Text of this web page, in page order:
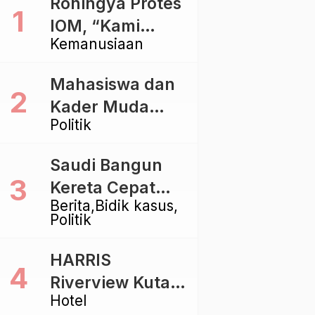
Kemanusiaan
IOM, “Kami
dibiarkan Mati
Politik
Mahasiswa dan
Kader Muda
Ramaikan Forum
Golkar di
Singaraja
Berita Bidik kasus
Politik
Saudi Bangun
Kereta Cepat
Rp112 Triliun,
Proyek Rp116
Triliun yang
Baru Sampai
Hotel
HARRIS
Riverview Kuta
Bali Tawarkan